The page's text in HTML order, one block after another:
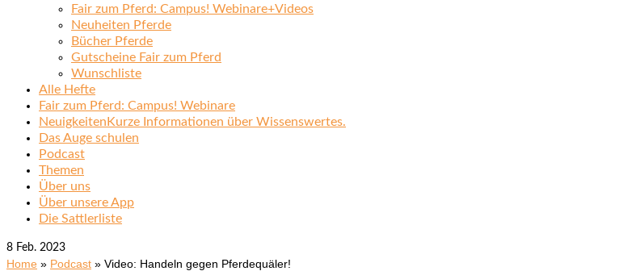
Fair zum Pferd: Campus! Webinare+Videos
Neuheiten Pferde
Bücher Pferde
Gutscheine Fair zum Pferd
Wunschliste
Alle Hefte
Fair zum Pferd: Campus! Webinare
Neuigkeiten Kurze Informationen über Wissenswertes.
Das Auge schulen
Podcast
Themen
Über uns
Über unsere App
Die Sattlerliste
8 Feb. 2023
Home » Podcast » Video: Handeln gegen Pferdequäler!